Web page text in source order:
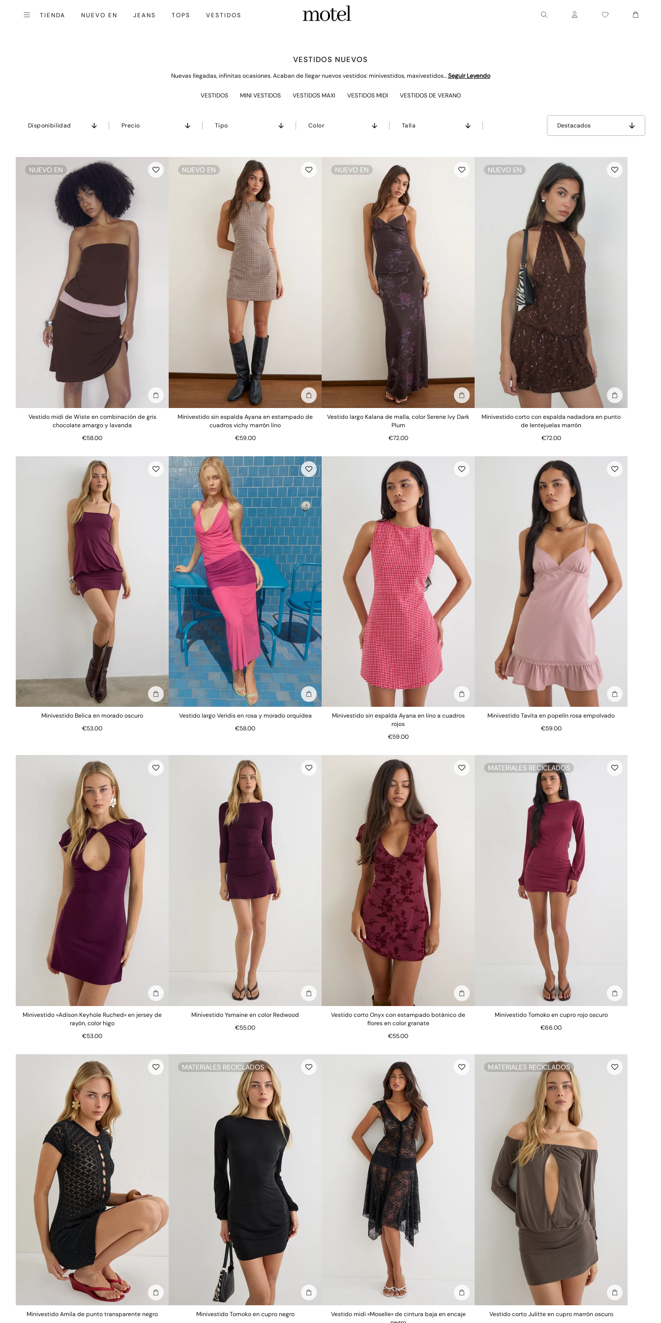
Menú
Cerrar (esc)
TIENDA NUEVO EN JEANS TOPS VESTIDOS
Cuenta Carrito
VESTIDOS NUEVOS
Nuevas llegadas, infinitas ocasiones. Acaban de llegar nuevos vestidos: minivestidos, maxivestidos...Seguir Leyendo
VESTIDOS MINI VESTIDOS VESTIDOS MAXI VESTIDOS MIDI VESTIDOS DE VERANO
Disponibilidad Precio Tipo Color Talla Destacados
NUEVO EN
Añadir a la bolsa
Vestido midi de Wiste en combinación de gris
chocolate amargo y lavanda
€58.00
NUEVO EN
Añadir a la bolsa
Minivestido sin espalda Ayana en estampado de
cuadros vichy marrón lino
€59.00
NUEVO EN
Añadir a la bolsa
Vestido largo Kalana de malla, color Serene Ivy Dark
Plum
€72.00
NUEVO EN
Añadir a la
Minivestido corto con espalda nadadora en punto
de lentejuelas marrón
€72.00
Añadir a la bolsa
Minivestido Belica en morado oscuro
€53.00
Añadir a la bolsa
Vestido largo Veridis en rosa y morado orquídea
€58.00
Añadir a la bolsa
Minivestido sin espalda Ayana en lino a cuadros
rojos
€59.00
Añadir a la
Minivestido Tavita en popelín rosa empolvado
€59.00
Añadir a la bolsa
Minivestido «Adison Keyhole Ruched» en jersey de
rayón, color higo
€53.00
Añadir a la bolsa
Minivestido Ysmaine en color Redwood
€55.00
Añadir a la bolsa
Vestido corto Onyx con estampado botánico de
flores en color granate
€55.00
MATERIALES RECICLADOS
Añadir a la
Minivestido Tomoko en cupro rojo oscuro
€66.00
Añadir a la bolsa
Minivestido Amila de punto transparente negro
MATERIALES RECICLADOS
Añadir a la bolsa
Minivestido Tomoko en cupro negro
Añadir a la bolsa
Vestido midi «Moselle» de cintura baja en encaje
MATERIALES RECICLADOS
Añadir a la
Vestido corto Julitte en cupro marrón oscuro